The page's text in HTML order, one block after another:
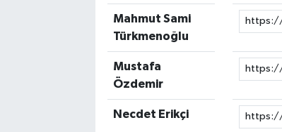
Mahmut Sami
Türkmenoğlu
Mustafa
Özdemir
Necdet Erikçi